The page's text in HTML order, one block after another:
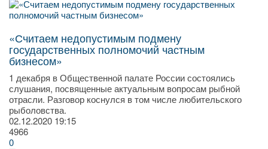
«Считаем недопустимым подмену
государственных полномочий частным
бизнесом»
1 декабря в Общественной палате России состоялись
слушания, посвященные актуальным вопросам рыбной
отрасли. Разговор коснулся в том числе любительского
рыболовства.
02.12.2020 19:15
4966
0